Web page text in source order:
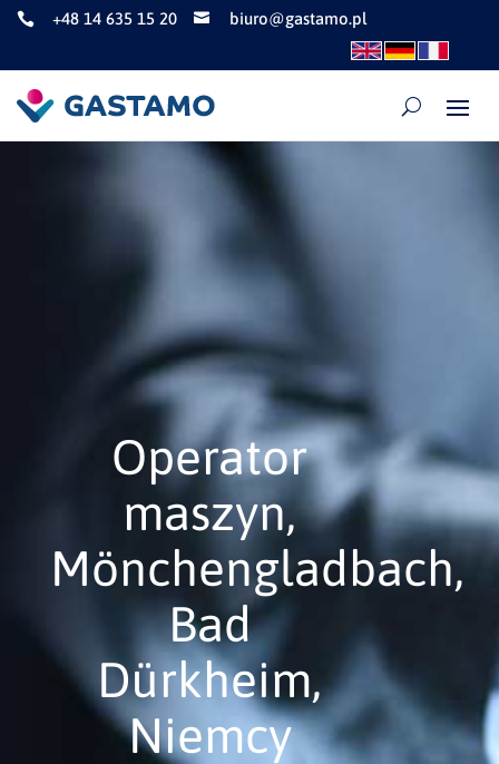
 +48 14 635 15 20  biuro@gastamo.pl
Operator
maszyn,
Mönchengladbach,
Bad
Dürkheim,
Niemcy